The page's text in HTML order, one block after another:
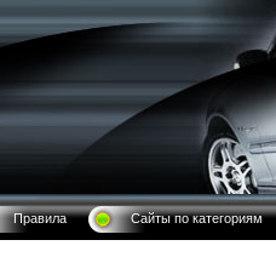
Правила Сайты по категориям